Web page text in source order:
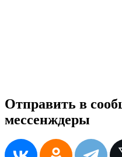
Отправить в
мессенждеры